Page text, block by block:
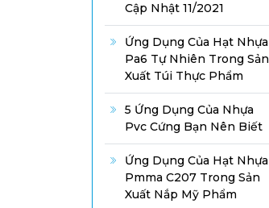
Cập Nhật 11/2021
Ứng Dụng Của Hạt Nhựa
Pa6 Tự Nhiên Trong Sản
Xuất Túi Thực Phẩm
5 Ứng Dụng Của Nhựa
Pvc Cứng Bạn Nên Biết
Ứng Dụng Của Hạt Nhựa
Pmma C207 Trong Sản
Xuất Nắp Mỹ Phẩm